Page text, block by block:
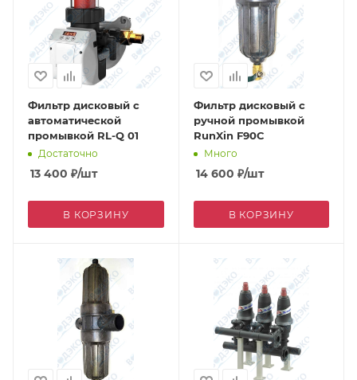
Фильтр дисковый с
автоматической
промывкой RL-Q 01
Достаточно
13 400 ₽/шт
В КОРЗИНУ
Фильтр дисковый с
ручной промывкой
RunXin F90C
Много
14 600 ₽/шт
В КОРЗИНУ